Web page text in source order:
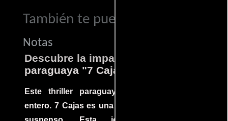
También te puede interesar...
Notas
Descubre la impactante película
paraguaya "7 Cajas"
Este thriller paraguayo cautivó al mundo
entero. 7 Cajas es una explosión de acción y